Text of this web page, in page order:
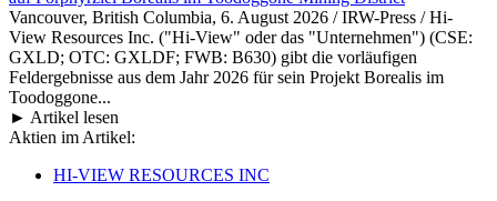
Vancouver, British Columbia, 6. August 2026 / IRW-Press / Hi-
View Resources Inc. ("Hi-View" oder das "Unternehmen") (CSE:
GXLD; OTC: GXLDF; FWB: B630) gibt die vorläufigen
Feldergebnisse aus dem Jahr 2026 für sein Projekt Borealis im
Toodoggone...
► Artikel lesen
Aktien im Artikel:
HI-VIEW RESOURCES INC